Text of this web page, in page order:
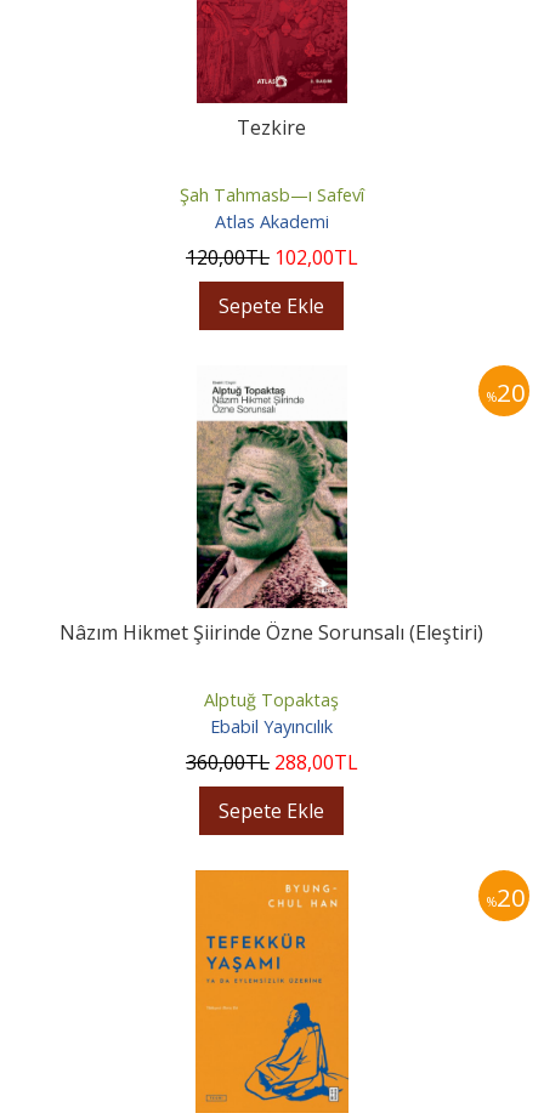
Tezkire
Şah Tahmasb—ı Safevî
Atlas Akademi
120,00TL 102,00TL
Sepete Ekle
%20
Nâzım Hikmet Şiirinde Özne Sorunsalı (Eleştiri)
Alptuğ Topaktaş
Ebabil Yayıncılık
360,00TL 288,00TL
Sepete Ekle
%20